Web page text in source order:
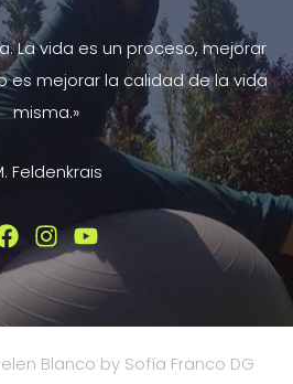
La vida es un proceso, mejorar
es mejorar la calidad de la vida
misma.»
Feldenkrais
Blanco by Sofía Franco DG